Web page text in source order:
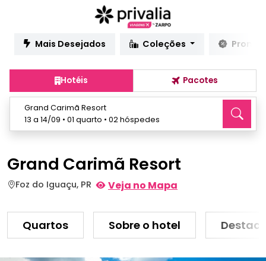
Mais Desejados Coleções
Hotéis Pacotes
Grand Carimã Resort
13 a 14/09 • 01 quarto • 02 hóspedes
Grand Carimã Resort
Foz do Iguaçu, PR Veja no Mapa
Quartos Sobre o hotel